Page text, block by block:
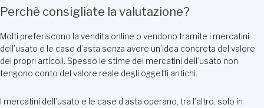
Perchè consigliate la valutazione?
Molti preferiscono la vendita online o vendono tramite i mercatini
dell’usato e le case d’asta senza avere un’idea concreta del valore
dei propri articoli. Spesso le stime dei mercatini dell’usato non
tengono conto del valore reale degli oggetti antichi.
I mercatini dell’usato e le case d’asta operano, tra l’altro, solo in